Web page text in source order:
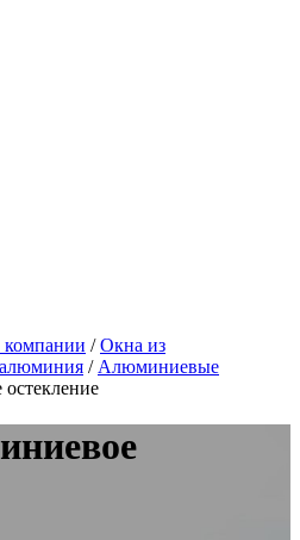
/Окна из
алюминия / Алюминиевые